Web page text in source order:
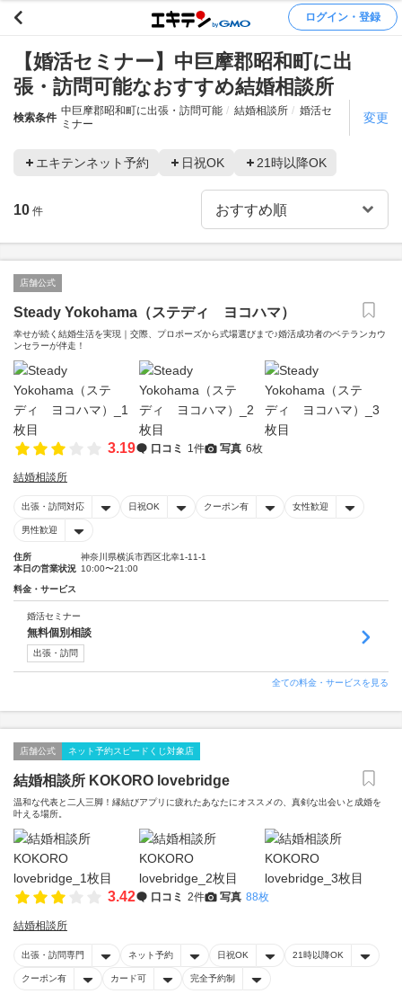
ログイン・登録
【婚活セミナー】中巨摩郡昭和町に出
張・訪問可能なおすすめ結婚相談所
検索条件
中巨摩郡昭和町に出張・訪問可能 結婚相談所
婚活セ
ミナー
変更
エキテンネット予約 日祝OK 21時以降OK
10 件
店舗公式
Steady Yokohama（ステディ ヨコハマ）
幸せが続く結婚生活を実現｜交際、プロポーズから式場選びまで♪婚活成功者のベテランカウ
ンセラーが伴走！
3.19 口コミ 1件 写真 6枚
結婚相談所
出張・訪問対応 日祝OK クーポン有 女性歓迎
男性歓迎
住所
神奈川県横浜市西区北幸1-11-1
本日の営業状況 10:00〜21:00
料金・サービス
婚活セミナー
無料個別相談
出張・訪問
全ての料金・サービスを見る
店舗公式 ネット予約スピードくじ対象店
結婚相談所 KOKORO lovebridge
温和な代表と二人三脚！縁結びアプリに疲れたあなたにオススメの、真剣な出会いと成婚を
叶える場所。
3.42 口コミ 2件 写真 88枚
結婚相談所
出張・訪問専門 ネット予約 日祝OK 21時以降OK
クーポン有 カード可 完全予約制